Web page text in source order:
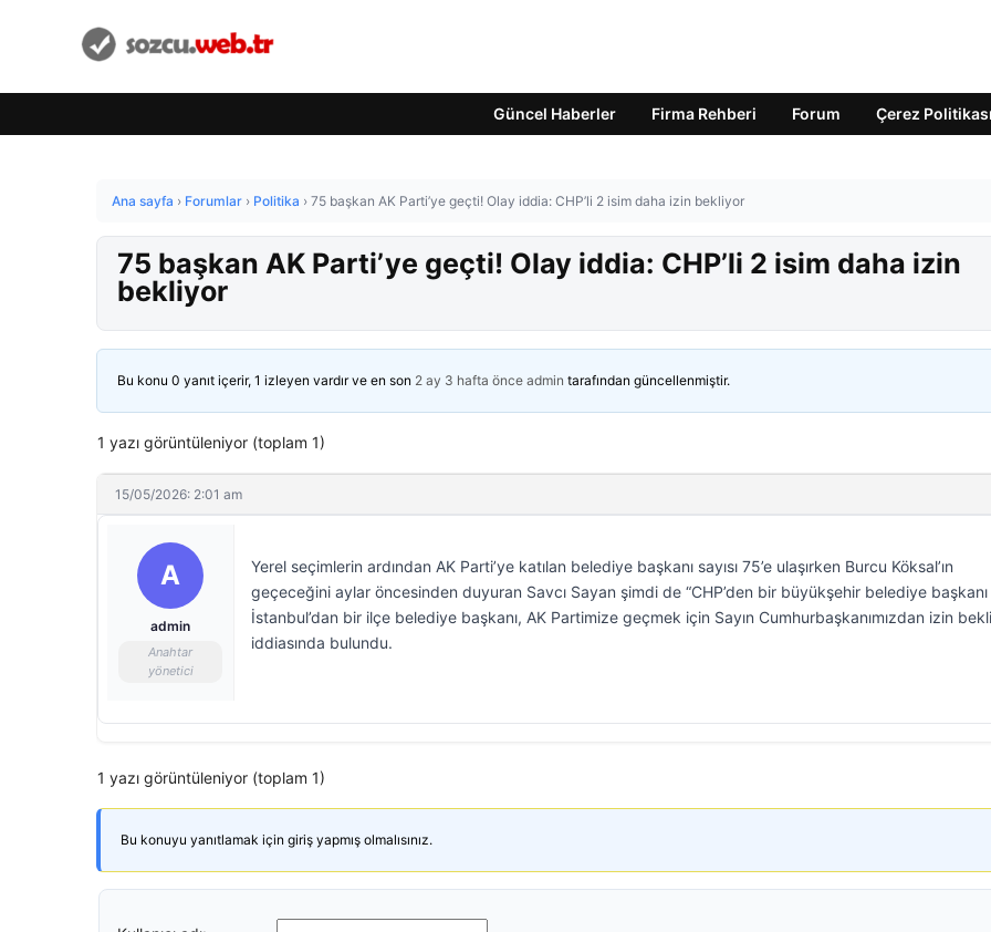
Güncel Haberler Firma Rehberi Forum Çerez Politikası
Ana sayfa › Forumlar › Politika › 75 başkan AK Parti’ye geçti! Olay iddia: CHP’li 2 isim daha izin bekliyor
75 başkan AK Parti’ye geçti! Olay iddia: CHP’li 2 isim daha izin
bekliyor
Bu konu 0 yanıt içerir, 1 izleyen vardır ve en son 2 ay 3 hafta önce admin tarafından güncellenmiştir.
1 yazı görüntüleniyor (toplam 1)
15/05/2026: 2:01 am
A
admin
Anahtar
yönetici
Yerel seçimlerin ardından AK Parti’ye katılan belediye başkanı sayısı 75’e ulaşırken Burcu Köksal’ın
geçeceğini aylar öncesinden duyuran Savcı Sayan şimdi de “CHP’den bir büyükşehir belediye başkanı
İstanbul’dan bir ilçe belediye başkanı, AK Partimize geçmek için Sayın Cumhurbaşkanımızdan izin
iddiasında bulundu.
1 yazı görüntüleniyor (toplam 1)
Bu konuyu yanıtlamak için giriş yapmış olmalısınız.